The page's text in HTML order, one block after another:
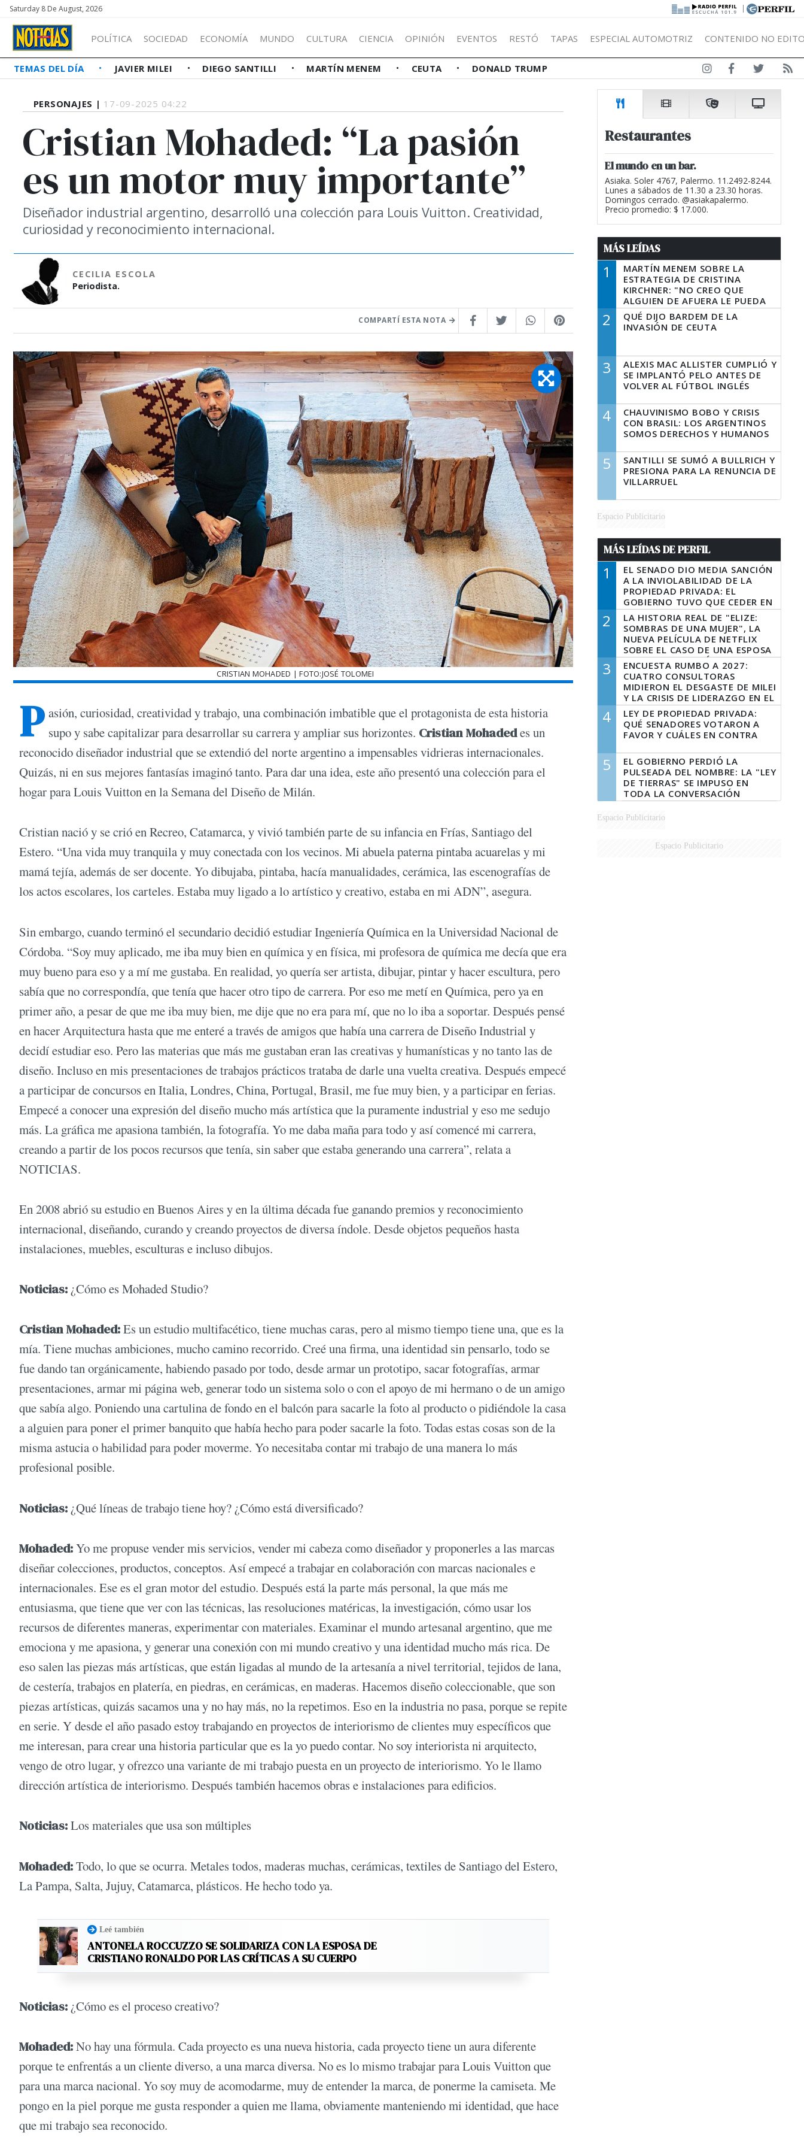
Saturday 8 De August, 2026 |
POLÍTICA SOCIEDAD ECONOMÍA MUNDO CULTURA CIENCIA OPINIÓN EVENTOS RESTÓ TAPAS ESPECIAL AUTOMOTRIZ CONTENIDO NO
TEMAS DEL DÍA JAVIER MILEI DIEGO SANTILLI MARTÍN MENEM CEUTA DONALD TRUMP
PERSONAJES | 17-09-2025 04:22
Cristian Mohaded: “La pasión
es un motor muy importante”
Diseñador industrial argentino, desarrolló una colección para Louis Vuitton. Creatividad,
curiosidad y reconocimiento internacional.
CECILIA ESCOLA
Periodista.
COMPARTÍ ESTA NOTA
CRISTIAN MOHADED | FOTO:JOSÉ TOLOMEI
P asión, curiosidad, creatividad y trabajo, una combinación imbatible que el protagonista de esta historia
supo y sabe capitalizar para desarrollar su carrera y ampliar sus horizontes. Cristian Mohadedes un
reconocido diseñador industrial que se extendió del norte argentino a impensables vidrieras internacionales.
Quizás, ni en sus mejores fantasías imaginó tanto. Para dar una idea, este año presentó una colección para el
hogar para Louis Vuitton en la Semana del Diseño de Milán.
Cristian nació y se crió en Recreo, Catamarca, y vivió también parte de su infancia en Frías, Santiago del
Estero. “Una vida muy tranquila y muy conectada con los vecinos. Mi abuela paterna pintaba acuarelas y mi
mamá tejía, además de ser docente. Yo dibujaba, pintaba, hacía manualidades, cerámica, las escenografías de
los actos escolares, los carteles. Estaba muy ligado a lo artístico y creativo, estaba en mi ADN”, asegura.
Sin embargo, cuando terminó el secundario decidió estudiar Ingeniería Química en la Universidad Nacional de
Córdoba. “Soy muy aplicado, me iba muy bien en química y en física, mi profesora de química me decía que era
muy bueno para eso y a mí me gustaba. En realidad, yo quería ser artista, dibujar, pintar y hacer escultura, pero
sabía que no correspondía, que tenía que hacer otro tipo de carrera. Por eso me metí en Química, pero ya en
primer año, a pesar de que me iba muy bien, me dije que no era para mí, que no lo iba a soportar. Después pensé
en hacer Arquitectura hasta que me enteré a través de amigos que había una carrera de Diseño Industrial y
decidí estudiar eso. Pero las materias que más me gustaban eran las creativas y humanísticas y no tanto las de
diseño. Incluso en mis presentaciones de trabajos prácticos trataba de darle una vuelta creativa. Después empecé
a participar de concursos en Italia, Londres, China, Portugal, Brasil, me fue muy bien, y a participar en ferias.
Empecé a conocer una expresión del diseño mucho más artística que la puramente industrial y eso me sedujo
más. La gráfica me apasiona también, la fotografía. Yo me daba maña para todo y así comencé mi carrera,
creando a partir de los pocos recursos que tenía, sin saber que estaba generando una carrera”, relata a
NOTICIAS.
En 2008 abrió su estudio en Buenos Aires y en la última década fue ganando premios y reconocimiento
internacional, diseñando, curando y creando proyectos de diversa índole. Desde objetos pequeños hasta
instalaciones, muebles, esculturas e incluso dibujos.
Noticias: ¿Cómo es Mohaded Studio?
Cristian Mohaded:Es un estudio multifacético, tiene muchas caras, pero al mismo tiempo tiene una, que es la
mía. Tiene muchas ambiciones, mucho camino recorrido. Creé una firma, una identidad sin pensarlo, todo se
fue dando tan orgánicamente, habiendo pasado por todo, desde armar un prototipo, sacar fotografías, armar
presentaciones, armar mi página web, generar todo un sistema solo o con el apoyo de mi hermano o de un amigo
que sabía algo. Poniendo una cartulina de fondo en el balcón para sacarle la foto al producto o pidiéndole la casa
a alguien para poner el primer banquito que había hecho para poder sacarle la foto. Todas estas cosas son de la
misma astucia o habilidad para poder moverme. Yo necesitaba contar mi trabajo de una manera lo más
profesional posible.
Noticias: ¿Qué líneas de trabajo tiene hoy? ¿Cómo está diversificado?
Mohaded:Yo me propuse vender mis servicios, vender mi cabeza como diseñador y proponerles a las marcas
diseñar colecciones, productos, conceptos. Así empecé a trabajar en colaboración con marcas nacionales e
internacionales. Ese es el gran motor del estudio. Después está la parte más personal, la que más me
entusiasma, que tiene que ver con las técnicas, las resoluciones matéricas, la investigación, cómo usar los
recursos de diferentes maneras, experimentar con materiales. Examinar el mundo artesanal argentino, que me
emociona y me apasiona, y generar una conexión con mi mundo creativo y una identidad mucho más rica. De
eso salen las piezas más artísticas, que están ligadas al mundo de la artesanía a nivel territorial, tejidos de lana,
de cestería, trabajos en platería, en piedras, en cerámicas, en maderas. Hacemos diseño coleccionable, que son
piezas artísticas, quizás sacamos una y no hay más, no la repetimos. Eso en la industria no pasa, porque se repite
en serie. Y desde el año pasado estoy trabajando en proyectos de interiorismo de clientes muy específicos que
me interesan, para crear una historia particular que es la yo puedo contar. No soy interiorista ni arquitecto,
vengo de otro lugar, y ofrezco una variante de mi trabajo puesta en un proyecto de interiorismo. Yo le llamo
dirección artística de interiorismo. Después también hacemos obras e instalaciones para edificios.
Noticias:Los materiales que usa son múltiples
Mohaded:Todo, lo que se ocurra. Metales todos, maderas muchas, cerámicas, textiles de Santiago del Estero,
La Pampa, Salta, Jujuy, Catamarca, plásticos. He hecho todo ya.
Leé también
ANTONELA ROCCUZZO SE SOLIDARIZA CON LA ESPOSA DE
CRISTIANO RONALDO POR LAS CRÍTICAS A SU CUERPO
Noticias: ¿Cómo es el proceso creativo?
Mohaded:No hay una fórmula. Cada proyecto es una nueva historia, cada proyecto tiene un aura diferente
porque te enfrentás a un cliente diverso, a una marca diversa. No es lo mismo trabajar para Louis Vuitton que
para una marca nacional. Yo soy muy de acomodarme, muy de entender la marca, de ponerme la camiseta. Me
pongo en la piel porque me gusta responder a quien me llama, obviamente manteniendo mi identidad, que hace
que mi trabajo sea reconocido.
Restaurantes
El mundo en un bar.
Asiaka. Soler 4767, Palermo. 11.2492-8244.
Lunes a sábados de 11.30 a 23.30 horas.
Domingos cerrado. @asiakapalermo.
Precio promedio: $ 17.000.
MÁS LEÍDAS
1
MARTÍN MENEM SOBRE LA
ESTRATEGIA DE CRISTINA
KIRCHNER: "NO CREO QUE
ALGUIEN DE AFUERA LE PUEDA
DECIR A LA JUSTICIA LO QUE
TIENE QUE HACER"
2
QUÉ DIJO BARDEM DE LA
INVASIÓN DE CEUTA
3
ALEXIS MAC ALLISTER CUMPLIÓ Y
SE IMPLANTÓ PELO ANTES DE
VOLVER AL FÚTBOL INGLÉS
4
CHAUVINISMO BOBO Y CRISIS
CON BRASIL: LOS ARGENTINOS
SOMOS DERECHOS Y HUMANOS
5
SANTILLI SE SUMÓ A BULLRICH Y
PRESIONA PARA LA RENUNCIA DE
VILLARRUEL
Espacio Publicitario
MÁS LEÍDAS DE PERFIL
1
EL SENADO DIO MEDIA SANCIÓN
A LA INVIOLABILIDAD DE LA
PROPIEDAD PRIVADA: EL
GOBIERNO TUVO QUE CEDER EN
LA LEY DEL MANEJO DEL FUEGO
2
LA HISTORIA REAL DE "ELIZE:
SOMBRAS DE UNA MUJER", LA
NUEVA PELÍCULA DE NETFLIX
SOBRE EL CASO DE UNA ESPOSA
QUE DESCUARTIZÓ A SU
MARIDO
3
ENCUESTA RUMBO A 2027:
CUATRO CONSULTORAS
MIDIERON EL DESGASTE DE MILEI
Y LA CRISIS DE LIDERAZGO EN EL
PERONISMO
4
LEY DE PROPIEDAD PRIVADA:
QUÉ SENADORES VOTARON A
FAVOR Y CUÁLES EN CONTRA
5
EL GOBIERNO PERDIÓ LA
PULSEADA DEL NOMBRE: LA "LEY
DE TIERRAS" SE IMPUSO EN
TODA LA CONVERSACIÓN
DIGITAL
Espacio Publicitario
Espacio Publicitario